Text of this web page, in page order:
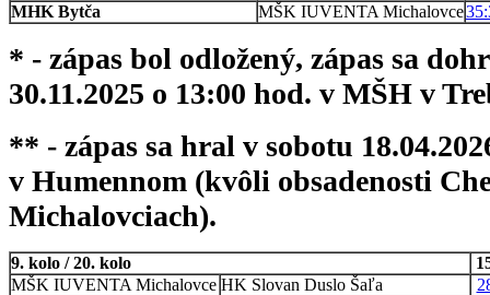
MHK Bytča
MŠK IUVENTA Michalovce
* - zápas bol odložený, zápas sa
30.11.2025 o 13:00 hod. v MŠH v
** - zápas sa hral v sobotu
v Humennom (kvôli obsadenosti
Michalovciach).
9. kolo / 20. kolo
MŠK IUVENTA Michalovce HK Slovan Duslo Šaľa